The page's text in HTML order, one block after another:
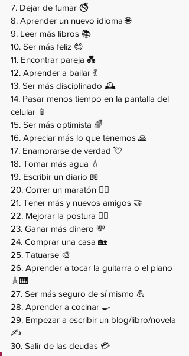
7. Dejar de fumar 🚭
8. Aprender un nuevo idioma 🌐
9. Leer más libros 📚
10. Ser más feliz 😊
11. Encontrar pareja 💑
12. Aprender a bailar 💃
13. Ser más disciplinado 🕰️
14. Pasar menos tiempo en la pantalla del
celular 📱
15. Ser más optimista 🌈
16. Apreciar más lo que tenemos 🙏
17. Enamorarse de verdad 💘
18. Tomar más agua 💧
19. Escribir un diario 📖
20. Correr un maratón 🏃‍♂️
21. Tener más y nuevos amigos 🤝
22. Mejorar la postura 🚶‍♀️
23. Ganar más dinero 💸
24. Comprar una casa 🏡
25. Tatuarse 🎨
26. Aprender a tocar la guitarra o el piano
🎸🎹
27. Ser más seguro de sí mismo 💪
28. Aprender a cocinar 🍳
29. Empezar a escribir un blog/libro/novela
✍️
30. Salir de las deudas 💳